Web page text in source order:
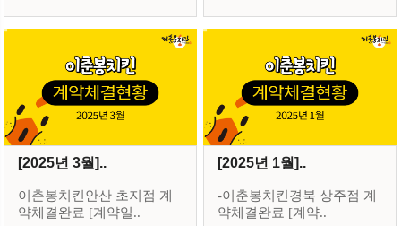
[2025년 3월]..
이춘봉치킨안산 초지점 계
약체결완료 [계약일..
[2025년 1월]..
-이춘봉치킨경북 상주점 계
약체결완료 [계약..